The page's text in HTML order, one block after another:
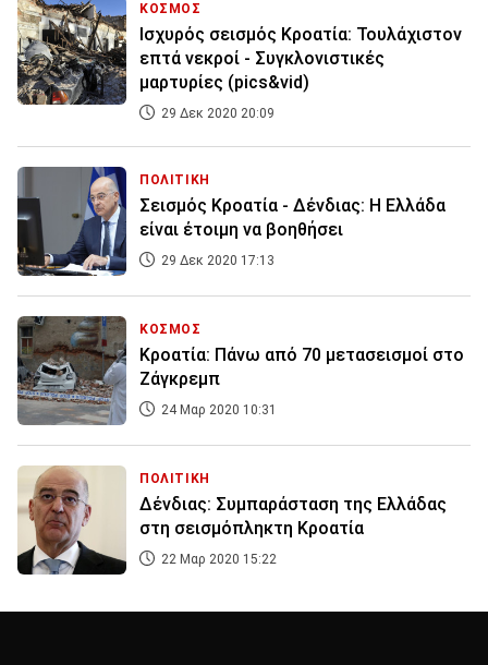
ΚΟΣΜΟΣ
Ισχυρός σεισμός Κροατία: Τουλάχιστον
επτά νεκροί - Συγκλονιστικές
μαρτυρίες (pics&vid)
29 Δεκ 2020 20:09
ΠΟΛΙΤΙΚΗ
Σεισμός Κροατία - Δένδιας: Η Ελλάδα
είναι έτοιμη να βοηθήσει
29 Δεκ 2020 17:13
ΚΟΣΜΟΣ
Κροατία: Πάνω από 70 μετασεισμοί στο
Ζάγκρεμπ
24 Μαρ 2020 10:31
ΠΟΛΙΤΙΚΗ
Δένδιας: Συμπαράσταση της Ελλάδας
στη σεισμόπληκτη Κροατία
22 Μαρ 2020 15:22